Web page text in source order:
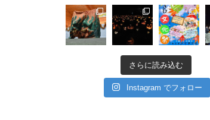
さらに読み込む
Instagram でフォロー